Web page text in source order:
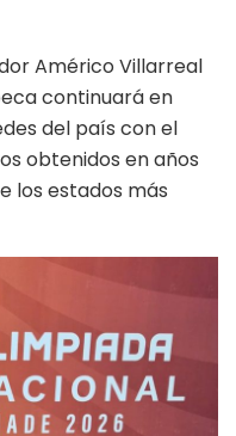
Américo Villarreal
continuará en
del país con el
obtenidos en años
los estados más